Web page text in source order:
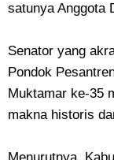
satunya Anggota
Senator yang
Pondok
Muktamar ke-35
makna historis